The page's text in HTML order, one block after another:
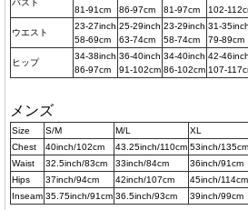
バスト
81-91cm
86-97cm
81-97cm
102-
ウエスト
23-27inch
58-69cm
25-29inch
63-74cm
23-29inch
58-74cm
31-35inch
79-89cm
ヒップ
34-38inch
86-97cm
36-40inch
91-102cm
34-40inch
86-102cm
42-46inch
107-
メンズ
Size S/M M/L XL
Chest
40inch/102cm 43.25inch/110cm 53inch/135cm
Waist
32.5inch/83cm 33inch/84cm 36inch/91cm
Hips
37inch/94cm 42inch/107cm 45inch/114cm
Inseam 35.75inch/91cm 36.5inch/93cm 39inch/99cm